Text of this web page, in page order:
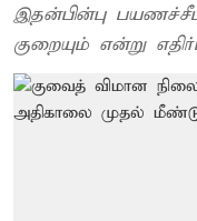
இதன்பின்பு
குறையும் என்று